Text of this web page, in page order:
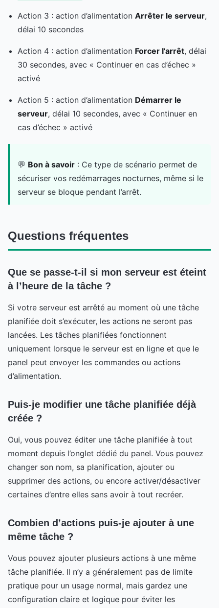
Action 3 : action d’alimentation Arrêter le serveur,
délai 10 secondes
Action 4 : action d’alimentation Forcer l’arrêt, délai
30 secondes, avec « Continuer en cas d’échec »
activé
Action 5 : action d’alimentation Démarrer le
serveur, délai 10 secondes, avec « Continuer en
cas d’échec » activé
💬 Bon à savoir : Ce type de scénario permet de
sécuriser vos redémarrages nocturnes, même si le
serveur se bloque pendant l’arrêt.
Questions fréquentes
Que se passe-t-il si mon serveur est éteint
à l’heure de la tâche ?
Si votre serveur est arrêté au moment où une tâche
planifiée doit s’exécuter, les actions ne seront pas
lancées. Les tâches planifiées fonctionnent
uniquement lorsque le serveur est en ligne et que le
panel peut envoyer les commandes ou actions
d’alimentation.
Puis-je modifier une tâche planifiée déjà
créée ?
Oui, vous pouvez éditer une tâche planifiée à tout
moment depuis l’onglet dédié du panel. Vous pouvez
changer son nom, sa planification, ajouter ou
supprimer des actions, ou encore activer/désactiver
certaines d’entre elles sans avoir à tout recréer.
Combien d’actions puis-je ajouter à une
même tâche ?
Vous pouvez ajouter plusieurs actions à une même
tâche planifiée. Il n’y a généralement pas de limite
pratique pour un usage normal, mais gardez une
configuration claire et logique pour éviter les